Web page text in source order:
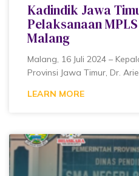
Kadindik Jawa
Pelaksanaan
Malang
Malang, 16 Juli 2024 –
Provinsi Jawa Timur, Dr.
LEARN MORE